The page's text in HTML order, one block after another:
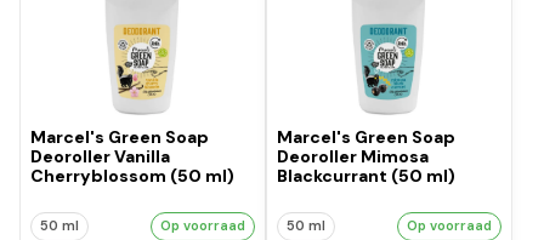
Marcel's Green Soap
Deoroller Vanilla
Cherryblossom (50 ml)
50 ml Op voorraad
Marcel's Green Soap
Deoroller Mimosa
Blackcurrant (50 ml)
50 ml Op voorraad